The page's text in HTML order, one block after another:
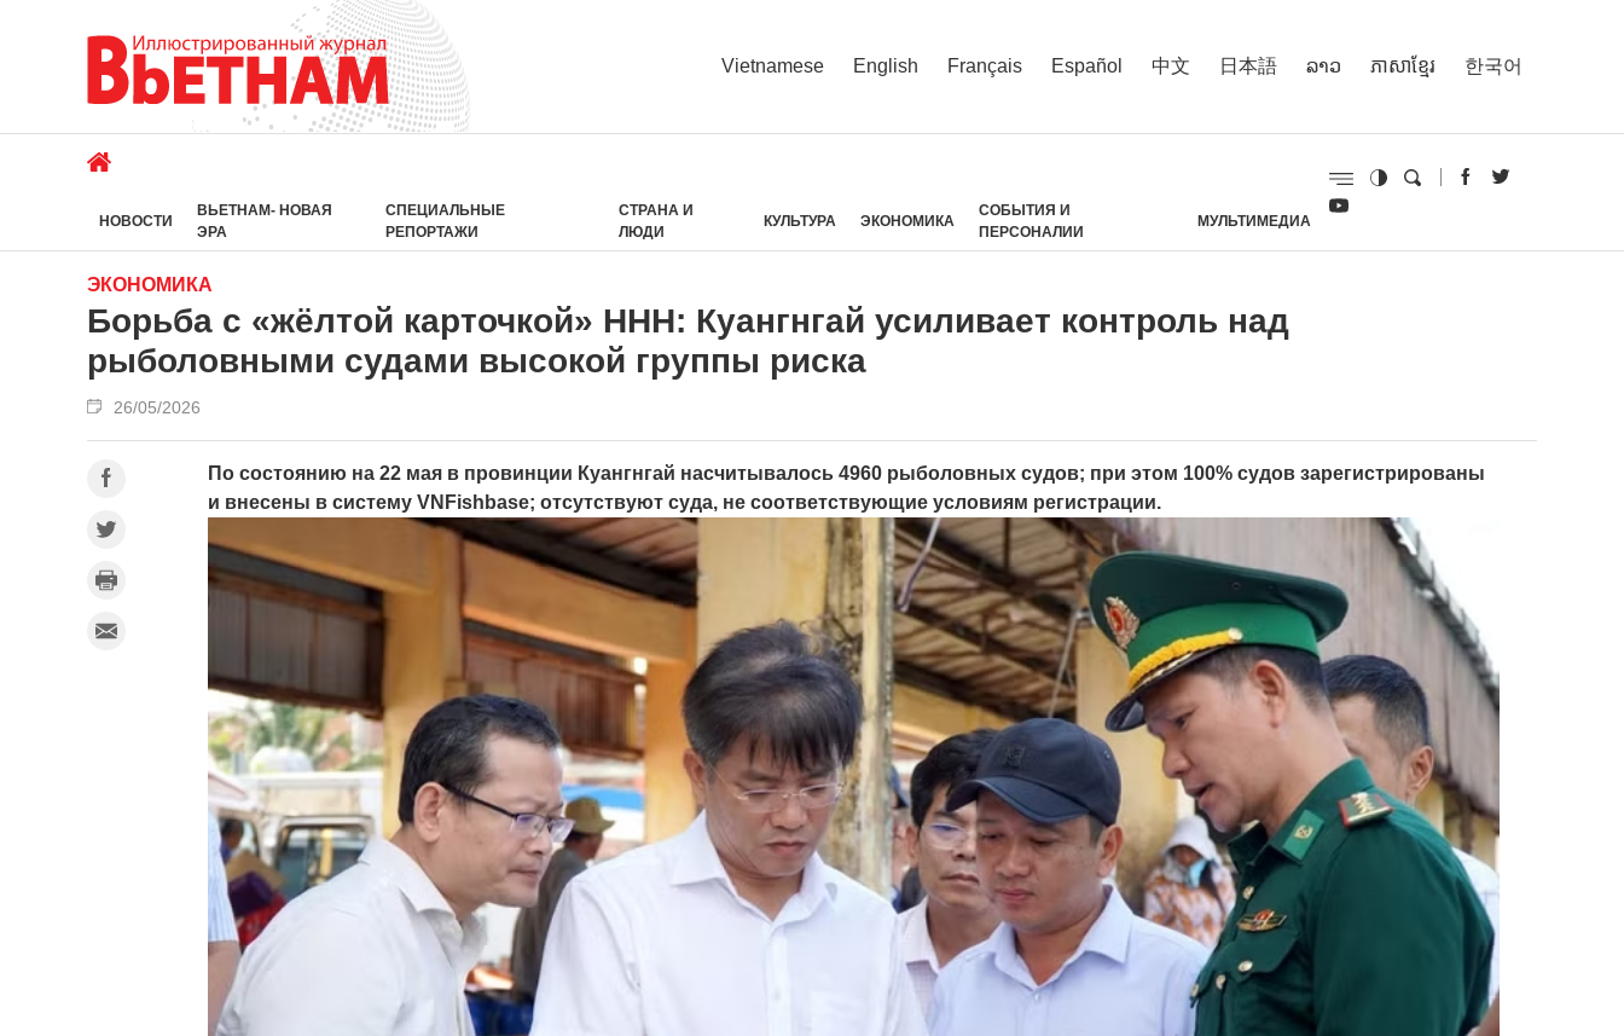
Vietnamese English Français Español 中文 日本語 ລາວ ភាសាខ្មែរ 한국어
НОВОСТИ
ВЬЕТНАМ- НОВАЯ
ЭРА
СПЕЦИАЛЬНЫЕ
РЕПОРТАЖИ
СТРАНА И
ЛЮДИ
КУЛЬТУРА ЭКОНОМИКА
СОБЫТИЯ И
ПЕРСОНАЛИИ
МУЛЬТИМЕДИА
ЭКОНОМИКА
Борьба с «жёлтой карточкой» ННН: Куангнгай усиливает контроль над
рыболовными судами высокой группы риска
26/05/2026
По состоянию на 22 мая в провинции Куангнгай насчитывалось 4960 рыболовных судов; при этом 100% судов зарегистрированы
и внесены в систему VNFishbase; отсутствуют суда, не соответствующие условиям регистрации.